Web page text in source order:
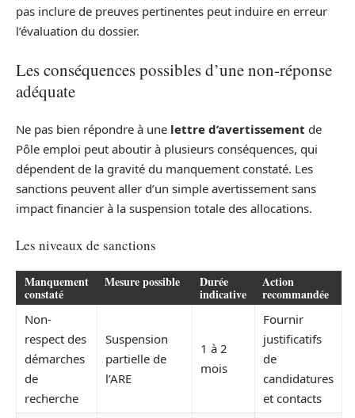
pas inclure de preuves pertinentes peut induire en erreur
l’évaluation du dossier.
Les conséquences possibles d’une non-réponse
adéquate
Ne pas bien répondre à une lettre d’avertissement de
Pôle emploi peut aboutir à plusieurs conséquences, qui
dépendent de la gravité du manquement constaté. Les
sanctions peuvent aller d’un simple avertissement sans
impact financier à la suspension totale des allocations.
Les niveaux de sanctions
Manquement
constaté
Mesure possible Durée
indicative
Action
recommandée
Non-
respect des
démarches
de
recherche
Suspension
partielle de
l’ARE
1 à 2
mois
Fournir
justificatifs
de
candidatures
et contacts